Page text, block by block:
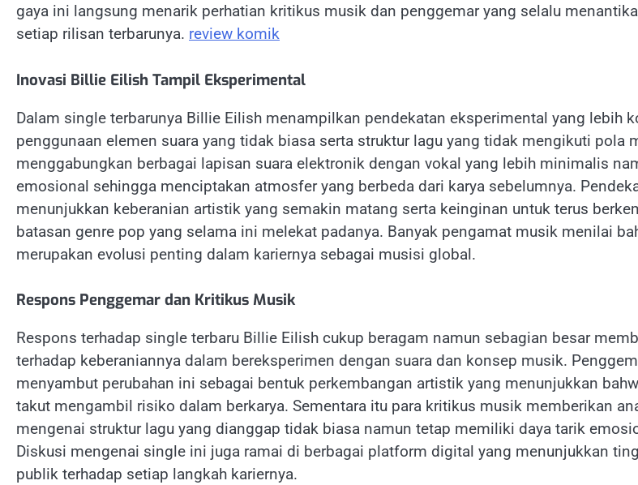
gaya ini langsung menarik perhatian kritikus musik dan penggemar yang selalu
setiap rilisan terbarunya. review komik
Inovasi Billie Eilish Tampil Eksperimental
Dalam single terbarunya Billie Eilish menampilkan pendekatan eksperimental yang lebih
penggunaan elemen suara yang tidak biasa serta struktur lagu yang tidak mengikuti pola
menggabungkan berbagai lapisan suara elektronik dengan vokal yang lebih minimalis
emosional sehingga menciptakan atmosfer yang berbeda dari karya sebelumnya.
menunjukkan keberanian artistik yang semakin matang serta keinginan untuk terus
batasan genre pop yang selama ini melekat padanya. Banyak pengamat musik menilai
merupakan evolusi penting dalam kariernya sebagai musisi global.
Respons Penggemar dan Kritikus Musik
Respons terhadap single terbaru Billie Eilish cukup beragam namun sebagian besar
terhadap keberaniannya dalam bereksperimen dengan suara dan konsep musik.
menyambut perubahan ini sebagai bentuk perkembangan artistik yang menunjukkan
takut mengambil risiko dalam berkarya. Sementara itu para kritikus musik memberikan
mengenai struktur lagu yang dianggap tidak biasa namun tetap memiliki daya tarik
Diskusi mengenai single ini juga ramai di berbagai platform digital yang menunjukkan
publik terhadap setiap langkah kariernya.